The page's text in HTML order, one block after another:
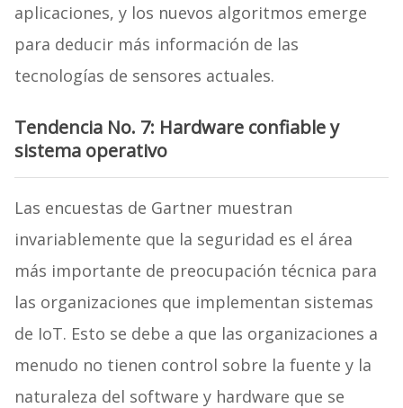
aplicaciones, y los nuevos algoritmos emerge
para deducir más información de las
tecnologías de sensores actuales.
Tendencia No. 7: Hardware confiable y
sistema operativo
Las encuestas de Gartner muestran
invariablemente que la seguridad es el área
más importante de preocupación técnica para
las organizaciones que implementan sistemas
de IoT. Esto se debe a que las organizaciones a
menudo no tienen control sobre la fuente y la
naturaleza del software y hardware que se